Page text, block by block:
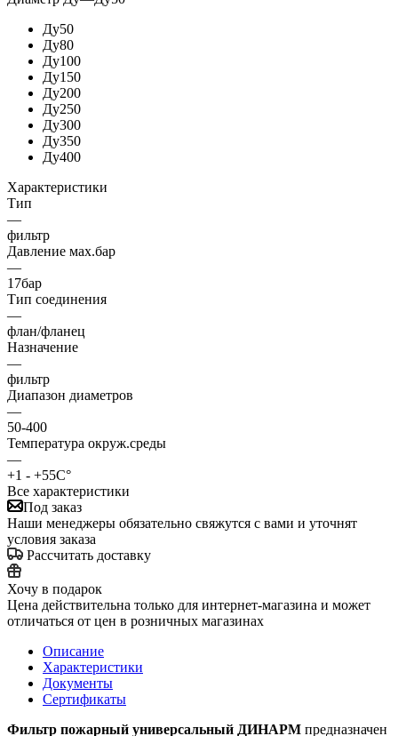
Ду50
Ду80
Ду100
Ду150
Ду200
Ду250
Ду300
Ду350
Ду400
Характеристики
Тип
—
фильтр
Давление мах.бар
—
17бар
Тип соединения
—
флан/фланец
Назначение
—
фильтр
Диапазон диаметров
—
50-400
Температура окруж.среды
—
+1 - +55С°
Все характеристики
Под заказ
Наши менеджеры обязательно свяжутся с вами и уточнят
условия заказа
Рассчитать доставку
Хочу в подарок
Цена действительна только для интернет-магазина и может
отличаться от цен в розничных магазинах
Описание
Характеристики
Документы
Сертификаты
Фильтр пожарный универсальный ДИНАРМ предназначен